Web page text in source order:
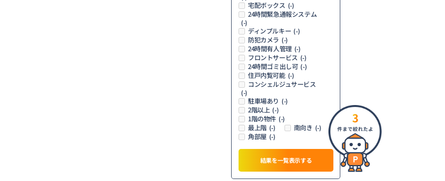
宅配ボックス (-)
24時間緊急通報システム
(-)
ディンプルキー (-)
防犯カメラ (-)
24時間有人管理 (-)
フロントサービス (-)
24時間ゴミ出し可 (-)
住戸内覧可能 (-)
コンシェルジュサービス
(-)
駐車場あり (-)
2階以上 (-)
1階の物件 (-)
最上階 (-) 南向き (-)
角部屋 (-)
結果を一覧表示する
3